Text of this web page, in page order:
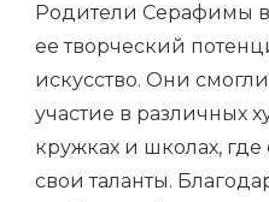
Родители Серафимы
ее творческий
искусство. Они
участие в различных
кружках и школах, где
свои таланты.